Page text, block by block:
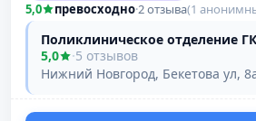
5,0
превосходно·2 отзыва(1
Поликлиническое отделение
5,0
·5 отзывов
Нижний Новгород, Бекетова ул,